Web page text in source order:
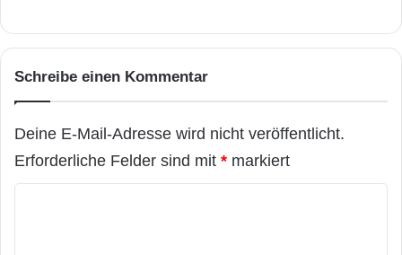
Schreibe einen Kommentar
Deine E-Mail-Adresse wird nicht veröffentlicht.
Erforderliche Felder sind mit * markiert